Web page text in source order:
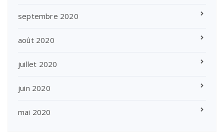
septembre 2020
août 2020
juillet 2020
juin 2020
mai 2020